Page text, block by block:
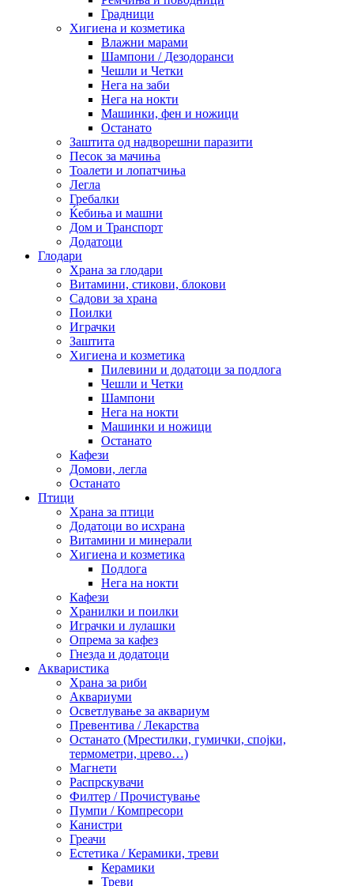
Градници
Хигиена и козметика
Влажни марами
Шампони / Дезодоранси
Чешли и Четки
Нега на заби
Нега на нокти
Машинки, фен и ножици
Останато
Заштита од надворешни паразити
Песок за мачиња
Тоалети и лопатчиња
Легла
Гребалки
Ќебиња и машни
Дом и Транспорт
Додатоци
Глодари
Храна за глодари
Витамини, стикови, блокови
Садови за храна
Поилки
Играчки
Заштита
Хигиена и козметика
Пилевини и додатоци за подлога
Чешли и Четки
Шампони
Нега на нокти
Машинки и ножици
Останато
Кафези
Домови, легла
Останато
Птици
Храна за птици
Додатоци во исхрана
Витамини и минерали
Хигиена и козметика
Подлога
Нега на нокти
Кафези
Хранилки и поилки
Играчки и лулашки
Опрема за кафез
Гнезда и додатоци
Акваристика
Храна за риби
Аквариуми
Осветлување за аквариум
Превентива / Лекарства
Останато (Мрестилки, гумички, спојки,
термометри, црево…)
Магнети
Распрскувачи
Филтер / Прочистување
Пумпи / Компресори
Канистри
Греачи
Естетика / Керамики, треви
Керамики
Треви